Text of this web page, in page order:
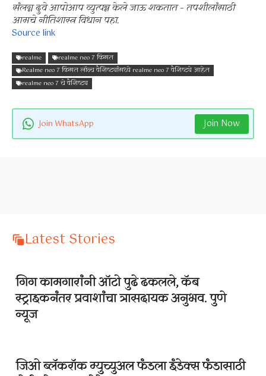
संलग्न दुवे आपोआप व्युत्पन्न केले जाऊ शकतात – तपशीलांसाठी
आमचे नीतिशास्त्र विधान पहा.
Source link
realme
realme neo 7 किंमत
Realme neo 7 किंमत लॉन्च वैशिष्ट्यांमध्ये realme neo 7 वैशिष्ट्ये आहेत
realme neo 7 चे वैशिष्ट्य
Join WhatsApp Join Now
Latest Stories
गिग कामगारांनी ऑटो पुढे ढकलले, कॅब
स्ट्राइकनंतर प्रवाशांचा त्रासदायक अनुभव. पुणे
न्यूज
जिओ ब्लॅकरॉक म्युच्युअल फंडला इंडेक्स फंडासाठी